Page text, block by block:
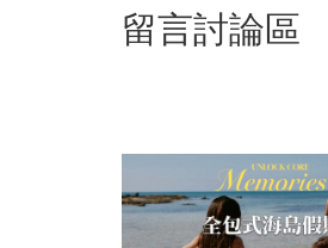
留言討論區